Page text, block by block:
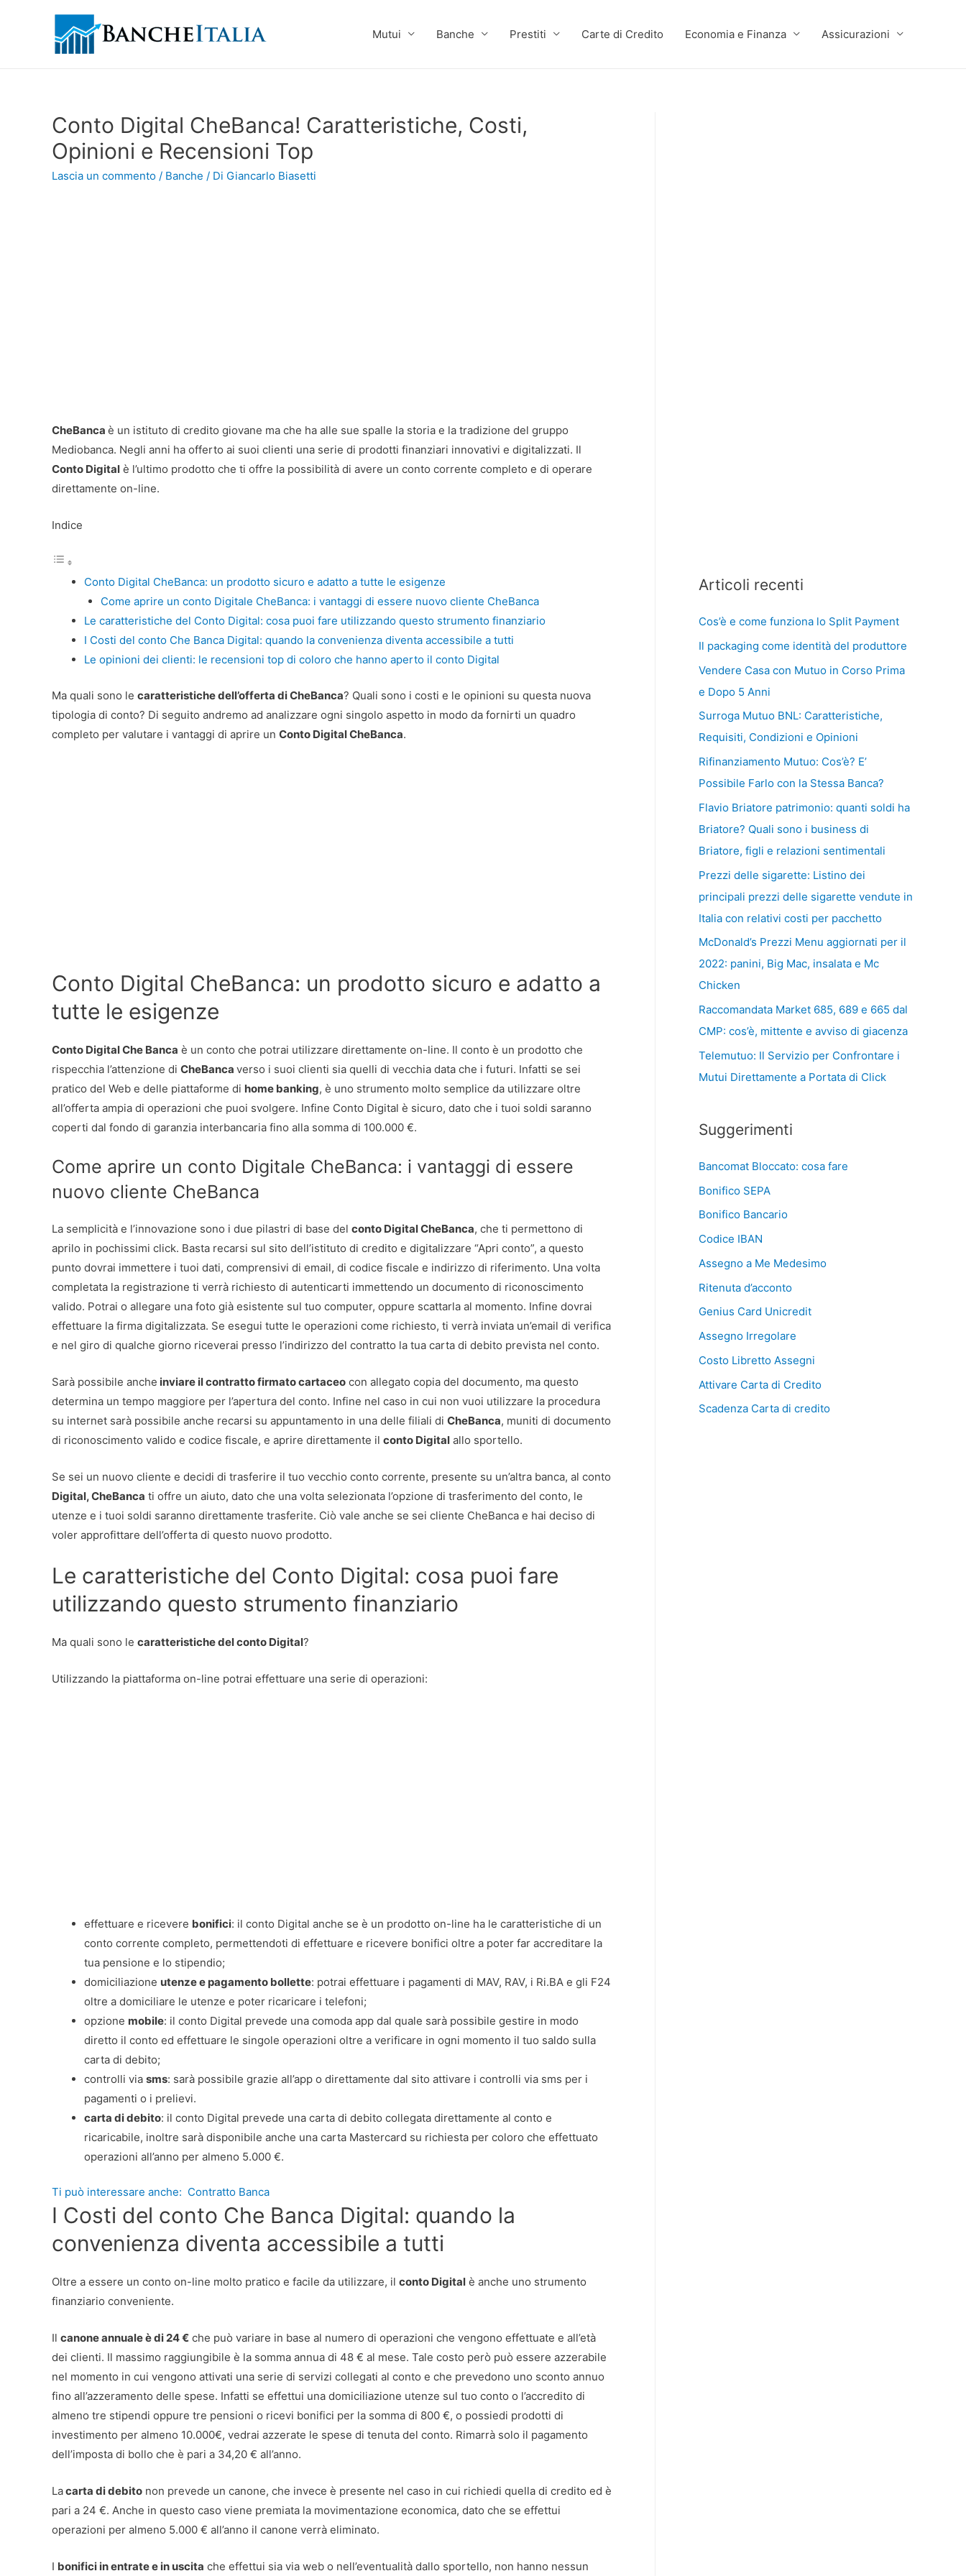
Mutui Banche Prestiti Carte di Credito Economia e Finanza Assicurazioni
Conto Digital CheBanca! Caratteristiche, Costi,
Opinioni e Recensioni Top
Lascia un commento / Banche / Di Giancarlo Biasetti
CheBanca è un istituto di credito giovane ma che ha alle sue spalle la storia e la tradizione del gruppo
Mediobanca. Negli anni ha offerto ai suoi clienti una serie di prodotti finanziari innovativi e digitalizzati. Il
Conto Digital è l’ultimo prodotto che ti offre la possibilità di avere un conto corrente completo e di operare
direttamente on-line.
Indice
Conto Digital CheBanca: un prodotto sicuro e adatto a tutte le esigenze
Come aprire un conto Digitale CheBanca: i vantaggi di essere nuovo cliente CheBanca
Le caratteristiche del Conto Digital: cosa puoi fare utilizzando questo strumento finanziario
I Costi del conto Che Banca Digital: quando la convenienza diventa accessibile a tutti
Le opinioni dei clienti: le recensioni top di coloro che hanno aperto il conto Digital
Ma quali sono le caratteristiche dell’offerta di CheBanca? Quali sono i costi e le opinioni su questa nuova
tipologia di conto? Di seguito andremo ad analizzare ogni singolo aspetto in modo da fornirti un quadro
completo per valutare i vantaggi di aprire un Conto Digital CheBanca.
Conto Digital CheBanca: un prodotto sicuro e adatto a
tutte le esigenze
Conto Digital Che Banca è un conto che potrai utilizzare direttamente on-line. Il conto è un prodotto che
rispecchia l’attenzione di CheBanca verso i suoi clienti sia quelli di vecchia data che i futuri. Infatti se sei
pratico del Web e delle piattaforme di home banking, è uno strumento molto semplice da utilizzare oltre
all’offerta ampia di operazioni che puoi svolgere. Infine Conto Digital è sicuro, dato che i tuoi soldi saranno
coperti dal fondo di garanzia interbancaria fino alla somma di 100.000 €.
Come aprire un conto Digitale CheBanca: i vantaggi di essere
nuovo cliente CheBanca
La semplicità e l’innovazione sono i due pilastri di base del conto Digital CheBanca, che ti permettono di
aprilo in pochissimi click. Basta recarsi sul sito dell’istituto di credito e digitalizzare “Apri conto”, a questo
punto dovrai immettere i tuoi dati, comprensivi di email, di codice fiscale e indirizzo di riferimento. Una volta
completata la registrazione ti verrà richiesto di autenticarti immettendo un documento di riconoscimento
valido. Potrai o allegare una foto già esistente sul tuo computer, oppure scattarla al momento. Infine dovrai
effettuare la firma digitalizzata. Se esegui tutte le operazioni come richiesto, ti verrà inviata un’email di verifica
e nel giro di qualche giorno riceverai presso l’indirizzo del contratto la tua carta di debito prevista nel conto.
Sarà possibile anche inviare il contratto firmato cartaceo con allegato copia del documento, ma questo
determina un tempo maggiore per l’apertura del conto. Infine nel caso in cui non vuoi utilizzare la procedura
su internet sarà possibile anche recarsi su appuntamento in una delle filiali di CheBanca, muniti di documento
di riconoscimento valido e codice fiscale, e aprire direttamente il conto Digital allo sportello.
Se sei un nuovo cliente e decidi di trasferire il tuo vecchio conto corrente, presente su un’altra banca, al conto
Digital, CheBanca ti offre un aiuto, dato che una volta selezionata l’opzione di trasferimento del conto, le
utenze e i tuoi soldi saranno direttamente trasferite. Ciò vale anche se sei cliente CheBanca e hai deciso di
voler approfittare dell’offerta di questo nuovo prodotto.
Le caratteristiche del Conto Digital: cosa puoi fare
utilizzando questo strumento finanziario
Ma quali sono le caratteristiche del conto Digital?
Utilizzando la piattaforma on-line potrai effettuare una serie di operazioni:
effettuare e ricevere bonifici: il conto Digital anche se è un prodotto on-line ha le caratteristiche di un
conto corrente completo, permettendoti di effettuare e ricevere bonifici oltre a poter far accreditare la
tua pensione e lo stipendio;
domiciliazione utenze e pagamento bollette: potrai effettuare i pagamenti di MAV, RAV, i Ri.BA e gli F24
oltre a domiciliare le utenze e poter ricaricare i telefoni;
opzione mobile: il conto Digital prevede una comoda app dal quale sarà possibile gestire in modo
diretto il conto ed effettuare le singole operazioni oltre a verificare in ogni momento il tuo saldo sulla
carta di debito;
controlli via sms: sarà possibile grazie all’app o direttamente dal sito attivare i controlli via sms per i
pagamenti o i prelievi.
carta di debito: il conto Digital prevede una carta di debito collegata direttamente al conto e
ricaricabile, inoltre sarà disponibile anche una carta Mastercard su richiesta per coloro che effettuato
operazioni all’anno per almeno 5.000 €.
Ti può interessare anche: Contratto Banca
I Costi del conto Che Banca Digital: quando la
convenienza diventa accessibile a tutti
Oltre a essere un conto on-line molto pratico e facile da utilizzare, il conto Digital è anche uno strumento
finanziario conveniente.
Il canone annuale è di 24 € che può variare in base al numero di operazioni che vengono effettuate e all’età
dei clienti. Il massimo raggiungibile è la somma annua di 48 € al mese. Tale costo però può essere azzerabile
nel momento in cui vengono attivati una serie di servizi collegati al conto e che prevedono uno sconto annuo
fino all’azzeramento delle spese. Infatti se effettui una domiciliazione utenze sul tuo conto o l’accredito di
almeno tre stipendi oppure tre pensioni o ricevi bonifici per la somma di 800 €, o possiedi prodotti di
investimento per almeno 10.000€, vedrai azzerate le spese di tenuta del conto. Rimarrà solo il pagamento
dell’imposta di bollo che è pari a 34,20 € all’anno.
Lacarta di debito non prevede un canone, che invece è presente nel caso in cui richiedi quella di credito ed è
pari a 24 €. Anche in questo caso viene premiata la movimentazione economica, dato che se effettui
operazioni per almeno 5.000 € all’anno il canone verrà eliminato.
I bonifici in entrate e in uscita che effettui sia via web o nell’eventualità dallo sportello, non hanno nessun
Articoli recenti
Cos’è e come funziona lo Split Payment
Il packaging come identità del produttore
Vendere Casa con Mutuo in Corso Prima
e Dopo 5 Anni
Surroga Mutuo BNL: Caratteristiche,
Requisiti, Condizioni e Opinioni
Rifinanziamento Mutuo: Cos’è? E’
Possibile Farlo con la Stessa Banca?
Flavio Briatore patrimonio: quanti soldi ha
Briatore? Quali sono i business di
Briatore, figli e relazioni sentimentali
Prezzi delle sigarette: Listino dei
principali prezzi delle sigarette vendute in
Italia con relativi costi per pacchetto
McDonald’s Prezzi Menu aggiornati per il
2022: panini, Big Mac, insalata e Mc
Chicken
Raccomandata Market 685, 689 e 665 dal
CMP: cos’è, mittente e avviso di giacenza
Telemutuo: Il Servizio per Confrontare i
Mutui Direttamente a Portata di Click
Suggerimenti
Bancomat Bloccato: cosa fare
Bonifico SEPA
Bonifico Bancario
Codice IBAN
Assegno a Me Medesimo
Ritenuta d’acconto
Genius Card Unicredit
Assegno Irregolare
Costo Libretto Assegni
Attivare Carta di Credito
Scadenza Carta di credito